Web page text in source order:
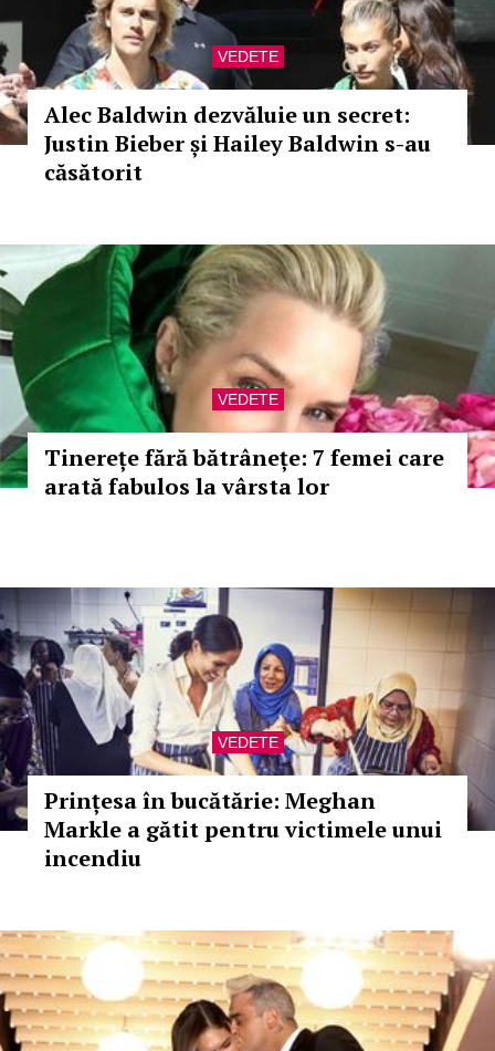
VEDETE
Alec Baldwin dezvăluie un secret:
Justin Bieber și Hailey Baldwin s-au
căsătorit
VEDETE
Tinerețe fără bătrânețe: 7 femei care
arată fabulos la vârsta lor
VEDETE
Prințesa în bucătărie: Meghan
Markle a gătit pentru victimele unui
incendiu